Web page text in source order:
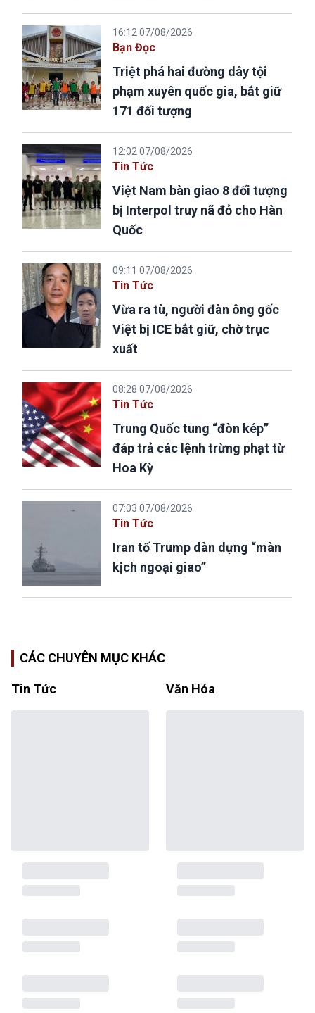
16:12 07/08/2026
Bạn Đọc
Triệt phá hai đường dây tội
phạm xuyên quốc gia, bắt giữ
171 đối tượng
12:02 07/08/2026
Tin Tức
Việt Nam bàn giao 8 đối tượng
bị Interpol truy nã đỏ cho Hàn
Quốc
09:11 07/08/2026
Tin Tức
Vừa ra tù, người đàn ông gốc
Việt bị ICE bắt giữ, chờ trục
xuất
08:28 07/08/2026
Tin Tức
Trung Quốc tung “đòn kép”
đáp trả các lệnh trừng phạt từ
Hoa Kỳ
07:03 07/08/2026
Tin Tức
Iran tố Trump dàn dựng “màn
kịch ngoại giao”
CÁC CHUYÊN MỤC KHÁC
Tin Tức Văn Hóa